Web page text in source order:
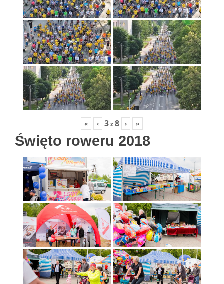
« ‹ 3z8 › »
Święto roweru 2018